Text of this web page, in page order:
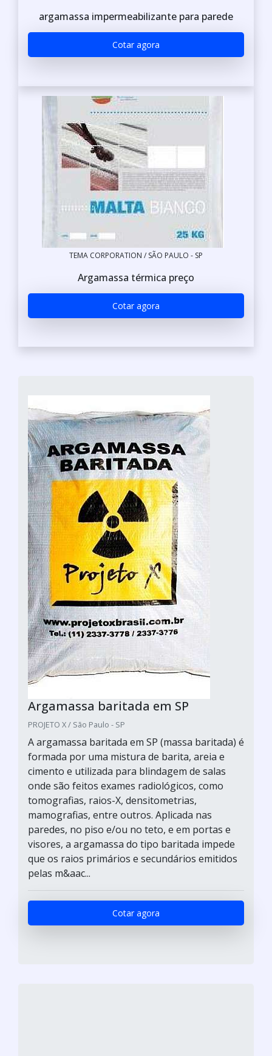
argamassa impermeabilizante para parede
Cotar agora
TEMA CORPORATION / SÃO PAULO - SP
Argamassa térmica preço
Cotar agora
Argamassa baritada em SP
PROJETO X / São Paulo - SP
A argamassa baritada em SP (massa baritada) é
formada por uma mistura de barita, areia e
cimento e utilizada para blindagem de salas
onde são feitos exames radiológicos, como
tomografias, raios-X, densitometrias,
mamografias, entre outros. Aplicada nas
paredes, no piso e/ou no teto, e em portas e
visores, a argamassa do tipo baritada impede
que os raios primários e secundários emitidos
pelas m&aac...
Cotar agora